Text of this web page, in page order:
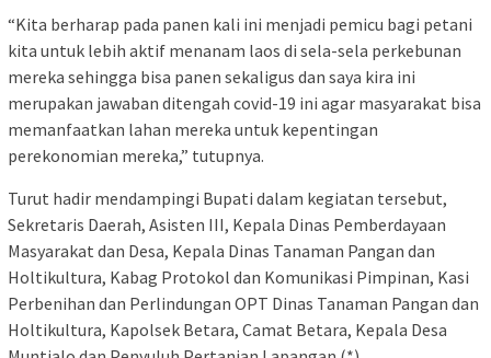
“Kita berharap pada panen kali ini menjadi pemicu bagi petani
kita untuk lebih aktif menanam laos di sela-sela perkebunan
mereka sehingga bisa panen sekaligus dan saya kira ini
merupakan jawaban ditengah covid-19 ini agar masyarakat bisa
memanfaatkan lahan mereka untuk kepentingan
perekonomian mereka,” tutupnya.
Turut hadir mendampingi Bupati dalam kegiatan tersebut,
Sekretaris Daerah, Asisten III, Kepala Dinas Pemberdayaan
Masyarakat dan Desa, Kepala Dinas Tanaman Pangan dan
Holtikultura, Kabag Protokol dan Komunikasi Pimpinan, Kasi
Perbenihan dan Perlindungan OPT Dinas Tanaman Pangan dan
Holtikultura, Kapolsek Betara, Camat Betara, Kepala Desa